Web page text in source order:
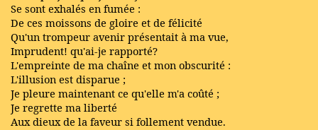
Se sont exhalés en fumée :
De ces moissons de gloire et de félicité
Qu'un trompeur avenir présentait à ma vue,
Imprudent! qu'ai-je rapporté?
L'empreinte de ma chaîne et mon obscurité :
L'illusion est disparue ;
Je pleure maintenant ce qu'elle m'a coûté ;
Je regrette ma liberté
Aux dieux de la faveur si follement vendue.